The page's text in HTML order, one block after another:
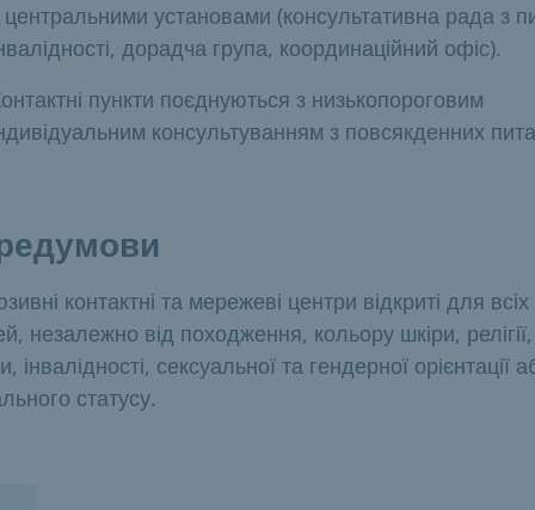
центральними установами (консультативна рада з
дорадча група, координаційний офіс).
пункти поєднуються з низькопороговим
консультуванням з повсякденних
контактні та мережеві центри відкриті для всіх
незалежно від походження, кольору шкіри, релігії,
інвалідності, сексуальної та гендерної орієнтації
статусу.